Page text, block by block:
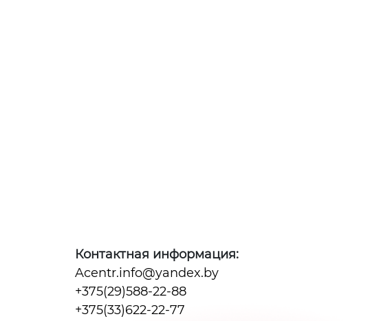
Контактная информация:
Acentr.info@yandex.by
+375(29)588-22-88
+375(33)622-22-77